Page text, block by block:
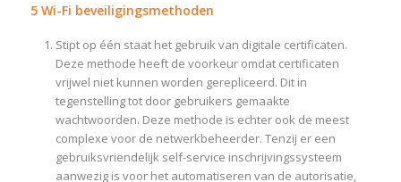
5 Wi-Fi beveiligingsmethoden
Stipt op één staat het gebruik van digitale certificaten.
Deze methode heeft de voorkeur omdat certificaten
vrijwel niet kunnen worden gerepliceerd. Dit in
tegenstelling tot door gebruikers gemaakte
wachtwoorden. Deze methode is echter ook de meest
complexe voor de netwerkbeheerder. Tenzij er een
gebruiksvriendelijk self-service inschrijvingssysteem
aanwezig is voor het automatiseren van de autorisatie,